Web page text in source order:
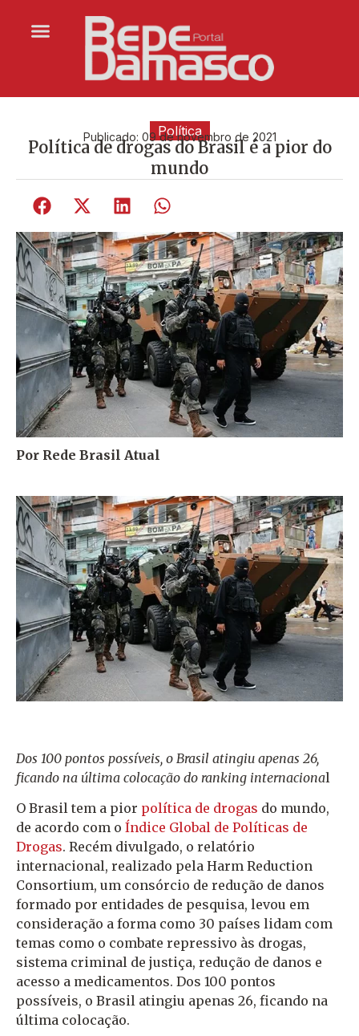
Política
Publicado: 09 de novembro de 2021
Política de drogas do Brasil é a pior do
mundo
Por Rede Brasil Atual
Dos 100 pontos possíveis, o Brasil atingiu apenas 26,
ficando na última colocação do ranking internacional
O Brasil tem a pior política de drogas do mundo,
de acordo com o Índice Global de Políticas de
Drogas. Recém divulgado, o relatório
internacional, realizado pela Harm Reduction
Consortium, um consórcio de redução de danos
formado por entidades de pesquisa, levou em
consideração a forma como 30 países lidam com
temas como o combate repressivo às drogas,
sistema criminal de justiça, redução de danos e
acesso a medicamentos. Dos 100 pontos
possíveis, o Brasil atingiu apenas 26, ficando na
última colocação.